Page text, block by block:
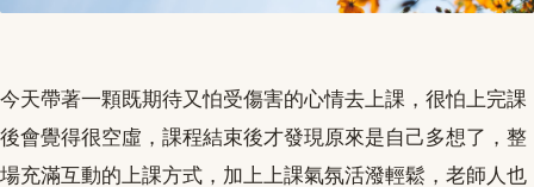
今天帶著一顆既期待又怕受傷害的心情去上課，很怕上完課
後會覺得很空虛，課程結束後才發現原來是自己多想了，整
場充滿互動的上課方式，加上上課氣氛活潑輕鬆，老師人也